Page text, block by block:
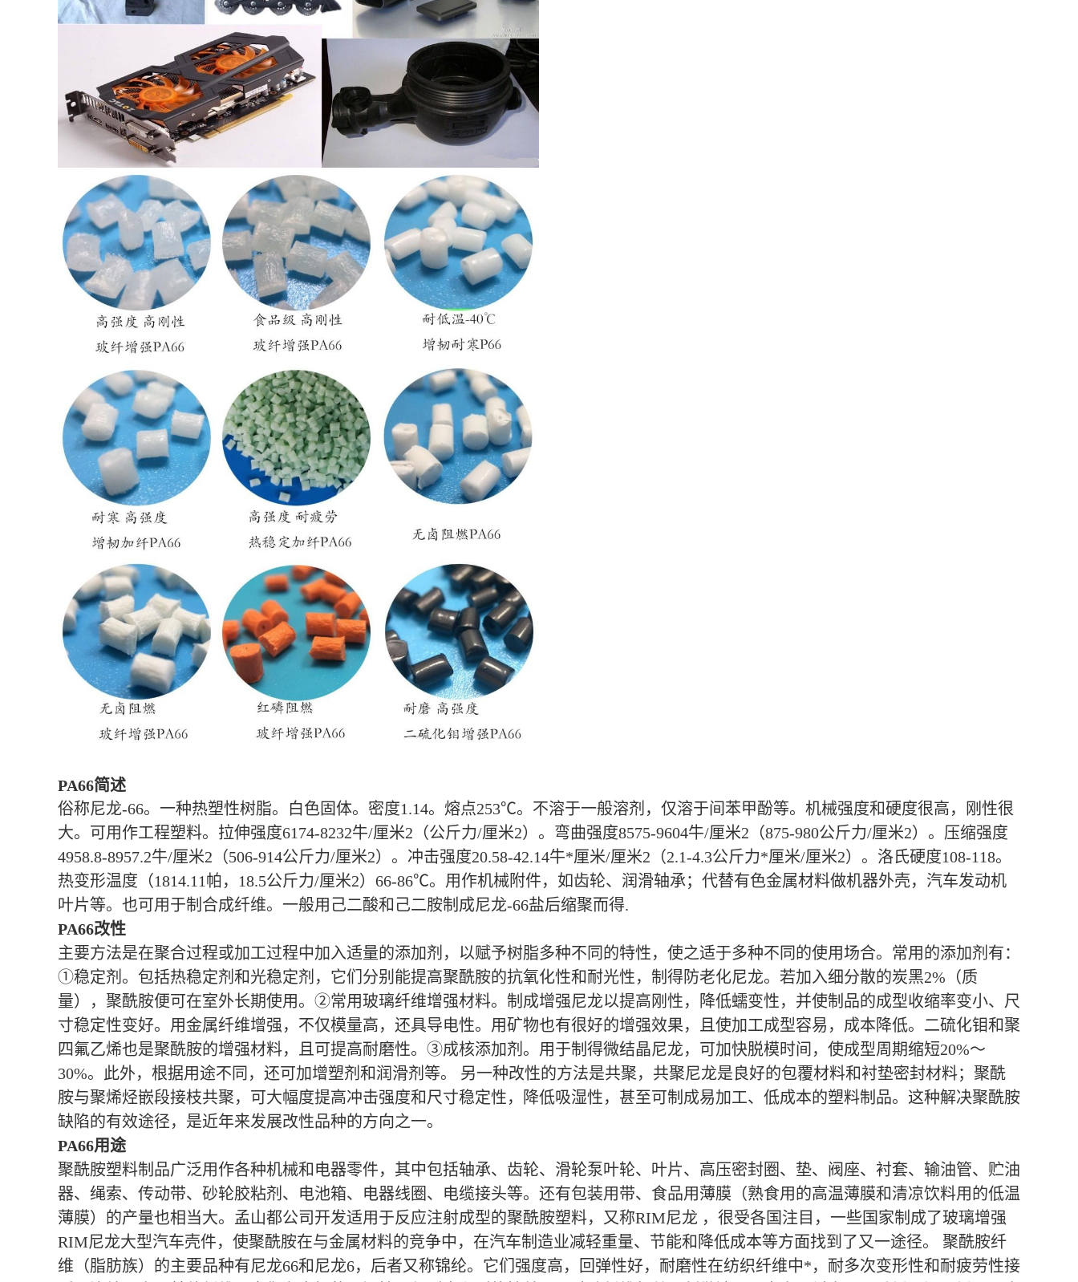
PA66简述
俗称尼龙-66。一种热塑性树脂。白色固体。密度1.14。熔点253℃。不溶于一般溶剂，仅溶于间苯甲酚等。机械强度和硬度很高，刚性很
大。可用作工程塑料。拉伸强度6174-8232牛/厘米2（公斤力/厘米2）。弯曲强度8575-9604牛/厘米2（875-980公斤力/厘米2）。压缩强度
4958.8-8957.2牛/厘米2（506-914公斤力/厘米2）。冲击强度20.58-42.14牛*厘米/厘米2（2.1-4.3公斤力*厘米/厘米2）。洛氏硬度108-118。
热变形温度（1814.11帕，18.5公斤力/厘米2）66-86℃。用作机械附件，如齿轮、润滑轴承；代替有色金属材料做机器外壳，汽车发动机
叶片等。也可用于制合成纤维。一般用己二酸和己二胺制成尼龙-66盐后缩聚而得.
PA66改性
主要方法是在聚合过程或加工过程中加入适量的添加剂，以赋予树脂多种不同的特性，使之适于多种不同的使用场合。常用的添加剂有：
①稳定剂。包括热稳定剂和光稳定剂，它们分别能提高聚酰胺的抗氧化性和耐光性，制得防老化尼龙。若加入细分散的炭黑2%（质
量），聚酰胺便可在室外长期使用。②常用玻璃纤维增强材料。制成增强尼龙以提高刚性，降低蠕变性，并使制品的成型收缩率变小、尺
寸稳定性变好。用金属纤维增强，不仅模量高，还具导电性。用矿物也有很好的增强效果，且使加工成型容易，成本降低。二硫化钼和聚
四氟乙烯也是聚酰胺的增强材料，且可提高耐磨性。③成核添加剂。用于制得微结晶尼龙，可加快脱模时间，使成型周期缩短20%～
30%。此外，根据用途不同，还可加增塑剂和润滑剂等。 另一种改性的方法是共聚，共聚尼龙是良好的包覆材料和衬垫密封材料；聚酰
胺与聚烯烃嵌段接枝共聚，可大幅度提高冲击强度和尺寸稳定性，降低吸湿性，甚至可制成易加工、低成本的塑料制品。这种解决聚酰胺
缺陷的有效途径，是近年来发展改性品种的方向之一。
PA66用途
聚酰胺塑料制品广泛用作各种机械和电器零件，其中包括轴承、齿轮、滑轮泵叶轮、叶片、高压密封圈、垫、阀座、衬套、输油管、贮油
器、绳索、传动带、砂轮胶粘剂、电池箱、电器线圈、电缆接头等。还有包装用带、食品用薄膜（熟食用的高温薄膜和清凉饮料用的低温
薄膜）的产量也相当大。孟山都公司开发适用于反应注射成型的聚酰胺塑料，又称RIM尼龙 ，很受各国注目，一些国家制成了玻璃增强
RIM尼龙大型汽车壳件，使聚酰胺在与金属材料的竞争中，在汽车制造业减轻重量、节能和降低成本等方面找到了又一途径。 聚酰胺纤
维（脂肪族）的主要品种有尼龙66和尼龙6，后者又称锦纶。它们强度高，回弹性好，耐磨性在纺织纤维中*，耐多次变形性和耐疲劳性接